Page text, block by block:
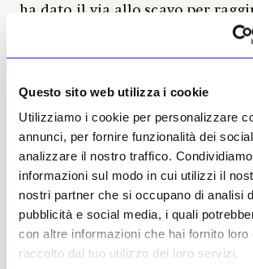
Questo sito web utilizza i cookie
Utilizziamo i cookie per personalizzare
annunci, per fornire funzionalità dei
analizzare il nostro traffico.
informazioni sul modo in cui utilizzi il
nostri partner che si occupano di analisi
pubblicità e social media, i quali
con altre informazioni che hai fornito loro
raccolto dal tuo utilizzo dei loro servizi.
ha dato il via allo scavo per
che resta di questo edificio
Nilo nel lago Qarum. A metà del
William F. Petrie
Sondaggi effettuati con radar a
dallaFondazione belga Mataha
il 2009 hanno convinto
strutture sotterranee sfuggite
di Petrie e, la stessa Istituzione,
dall’ Archaeological Rescue